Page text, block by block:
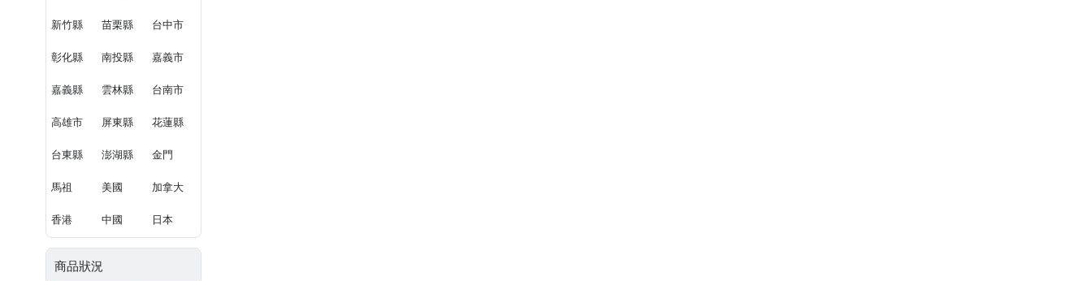
新竹縣 苗栗縣 台中市
彰化縣 南投縣 嘉義市
嘉義縣 雲林縣 台南市
高雄市 屏東縣 花蓮縣
台東縣 澎湖縣 金門
馬祖 美國 加拿大
香港 中國 日本
商品狀況